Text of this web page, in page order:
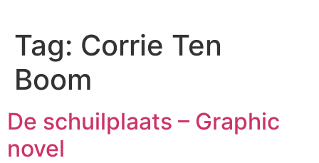
Tag: Corrie Ten
Boom
De schuilplaats – Graphic
novel